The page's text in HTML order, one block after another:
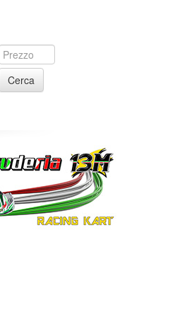
Cerca